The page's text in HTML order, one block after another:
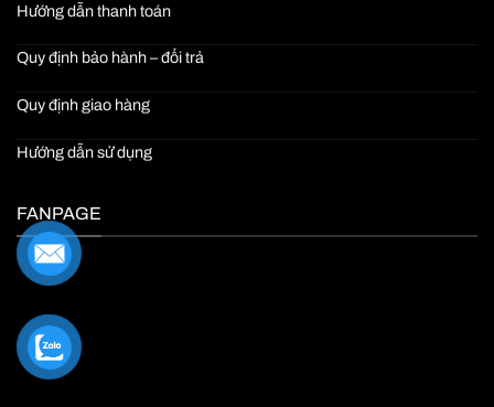
Hướng dẫn thanh toán
Quy định bảo hành – đổi trả
Quy định giao hàng
Hướng dẫn sử dụng
FANPAGE